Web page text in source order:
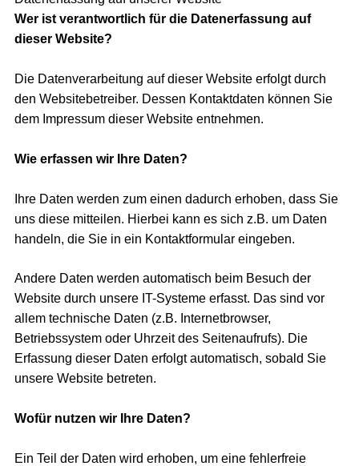
Wer ist verantwortlich für die Datenerfassung auf
dieser Website?
Die Datenverarbeitung auf dieser Website erfolgt durch
den Websitebetreiber. Dessen Kontaktdaten können Sie
dem Impressum dieser Website entnehmen.
Wie erfassen wir Ihre Daten?
Ihre Daten werden zum einen dadurch erhoben, dass Sie
uns diese mitteilen. Hierbei kann es sich z.B. um Daten
handeln, die Sie in ein Kontaktformular eingeben.
Andere Daten werden automatisch beim Besuch der
Website durch unsere IT-Systeme erfasst. Das sind vor
allem technische Daten (z.B. Internetbrowser,
Betriebssystem oder Uhrzeit des Seitenaufrufs). Die
Erfassung dieser Daten erfolgt automatisch, sobald Sie
unsere Website betreten.
Wofür nutzen wir Ihre Daten?
Ein Teil der Daten wird erhoben, um eine fehlerfreie